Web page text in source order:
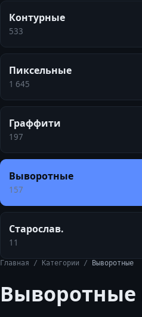
Контурные
533
Пиксельные
1 645
Граффити
197
Выворотные
157
Старослав.
11
Главная / Категории / Выворотные
Выворотные